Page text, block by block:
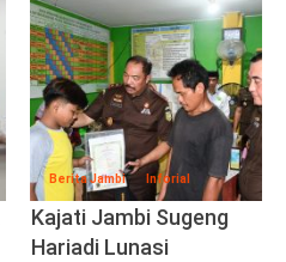
Berita Jambi Inforial
Kajati Jambi Sugeng
Hariadi Lunasi